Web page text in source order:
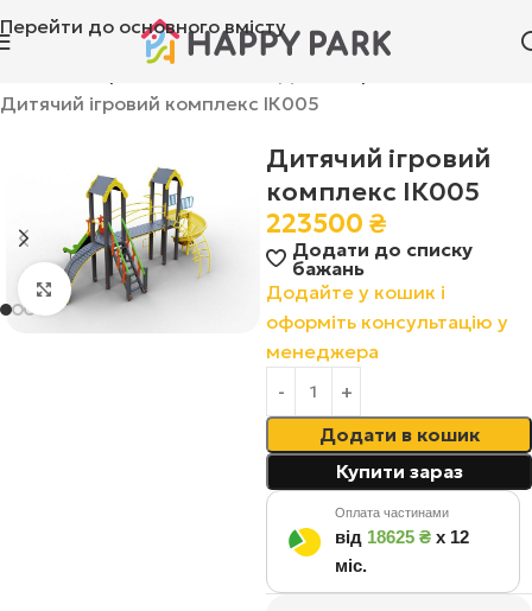
Перейти до основного вмісту
Дитячий ігровий комплекс ІК005
Натисніть, щоб збільшити
Дитячий ігровий
комплекс ІК005
223500 ₴
Додати до списку
бажань
Додайте у кошик і
оформіть консультацію у
менеджера
Додати в кошик
Купити зараз
Оплата частинами
від 18625 ₴х 12
міс.